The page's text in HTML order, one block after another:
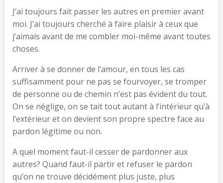
J’ai toujours fait passer les autres en premier avant
moi. J’ai toujours cherché à faire plaisir à ceux que
j’aimais avant de me combler moi-même avant toutes
choses.
Arriver à se donner de l’amour, en tous les cas
suffisamment pour ne pas se fourvoyer, se tromper
de personne ou de chemin n’est pas évident du tout.
On se néglige, on se tait tout autant à l’intérieur qu’à
l’extérieur et on devient son propre spectre face au
pardon légitime ou non.
A quel moment faut-il cesser de pardonner aux
autres? Quand faut-il partir et refuser le pardon
qu’on ne trouve décidément plus juste, plus